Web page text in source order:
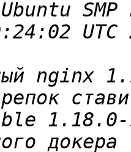
UTC
nginx
1.18.0-